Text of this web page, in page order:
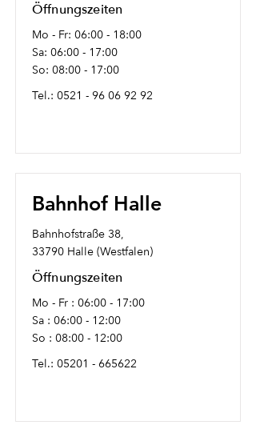
Öffnungszeiten
Mo - Fr: 06:00 - 18:00
Sa: 06:00 - 17:00
So: 08:00 - 17:00
Tel.: 0521 - 96 06 92 92
Bahnhof Halle
Bahnhofstraße 38,
33790 Halle (Westfalen)
Öffnungszeiten
Mo - Fr : 06:00 - 17:00
Sa : 06:00 - 12:00
So : 08:00 - 12:00
Tel.: 05201 - 665622